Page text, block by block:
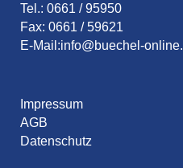
Tel.: 0661 / 95950
Fax: 0661 / 59621
E-Mail:info@buechel-
Impressum
AGB
Datenschutz